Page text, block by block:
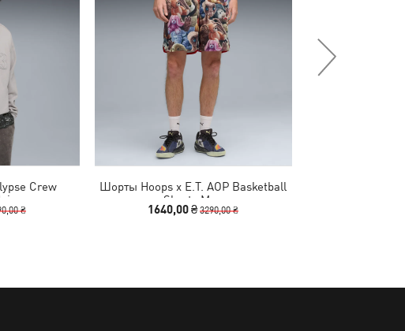
Crew
₴
Шорты Hoops x E.T. AOP Basketball
Shorts Men
1640,00 ₴3290,00 ₴